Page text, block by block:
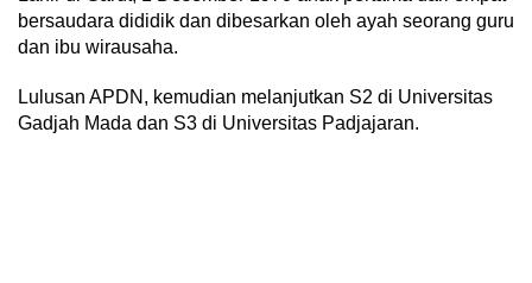
bersaudara dididik dan dibesarkan oleh ayah seorang guru
dan ibu wirausaha.
Lulusan APDN, kemudian melanjutkan S2 di Universitas
Gadjah Mada dan S3 di Universitas Padjajaran.